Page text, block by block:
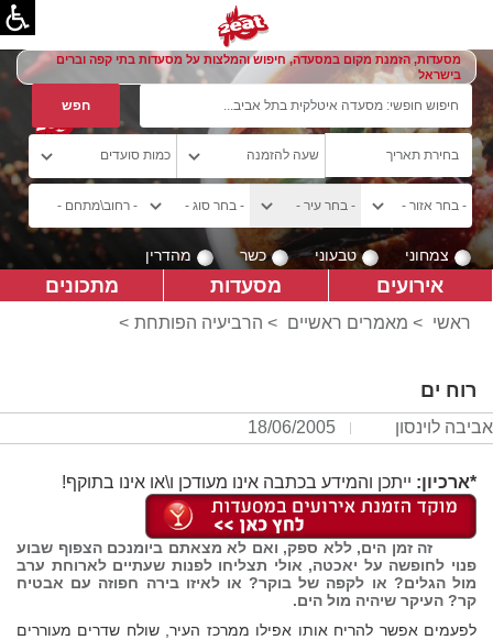
מסעדות, הזמנת מקום במסעדה, חיפוש והמלצות על מסעדות בתי קפה וברים
בישראל
צמחוני טבעוני כשר מהדרין
אירועים מסעדות מתכונים
ראשי > מאמרים ראשיים > הרביעיה הפותחת >
רוח ים
אביבה לוינסון 18/06/2005
*ארכיון: ייתכן והמידע בכתבה אינו מעודכן ו\או אינו בתוקף!
זה זמן הים, ללא ספק, ואם לא מצאתם ביומנכם הצפוף שבוע
פנוי לחופשה על יאכטה, אולי תצליחו לפנות שעתיים לארוחת ערב
מול הגלים? או לקפה של בוקר? או לאיזו בירה חפוזה עם אבטיח
קר? העיקר שיהיה מול הים.
לפעמים אפשר להריח אותו אפילו ממרכז העיר, שולח שדרים מעוררים